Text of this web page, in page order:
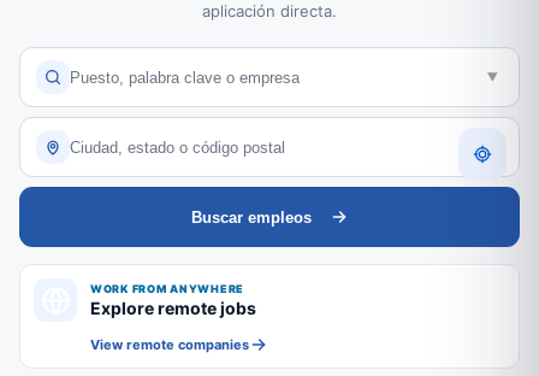
aplicación directa.
Buscar empleos
WORK FROM ANYWHERE
Explore remote jobs
View remote companies